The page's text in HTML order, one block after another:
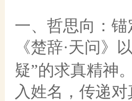
一、哲思向：
《楚辞·天问》以
疑”的求真精神
入姓名，传递